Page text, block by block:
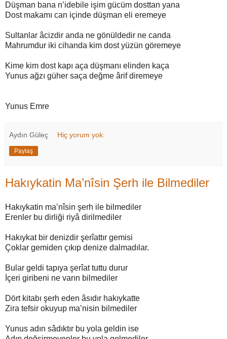
Düşman bana n’idebile işim gücüm dosttan yana
Dost makamı can içinde düşman eli eremeye
Sultanlar âcizdir anda ne gönüldedir ne canda
Mahrumdur iki cihanda kim dost yüzün göremeye
Kime kim dost kapı aça düşmanı elinden kaça
Yunus ağzı güher saça değme ârif diremeye
Yunus Emre
Aydın Güleç Hiç yorum yok:
Paylaş
Hakıykatin Ma’nîsin Şerh ile Bilmediler
Hakıykatin ma’nîsin şerh ile bilmediler
Erenler bu dirliği riyâ dirilmediler
Hakıykat bir denizdir şerîattır gemisi
Çoklar gemiden çıkıp denize dalmadılar.
Bular geldi tapıya şerîat tuttu durur
İçeri giribeni ne varın bilmediler
Dört kitabı şerh eden âsıdır hakıykatte
Zira tefsir okuyup ma’nisin bilmediler
Yunus adın sâdıktır bu yola geldin ise